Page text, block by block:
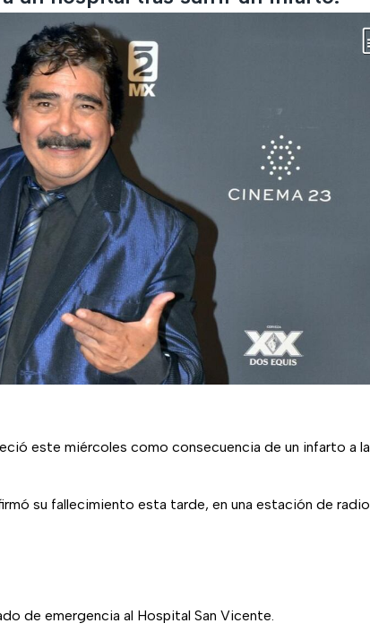
este miércoles como consecuencia de un infarto a la
su fallecimiento esta tarde, en una estación de radio
de emergencia al Hospital San Vicente.